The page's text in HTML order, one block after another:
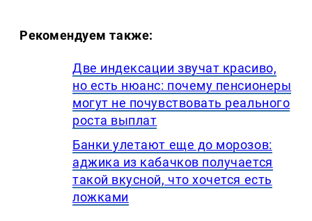
Рекомендуем также:
Две индексации звучат красиво,
но есть нюанс: почему пенсионеры
могут не почувствовать реального
роста выплат
Банки улетают еще до морозов:
аджика из кабачков получается
такой вкусной, что хочется есть
ложками